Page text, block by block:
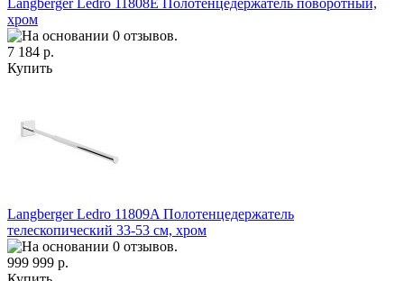
Langberger Ledro 11808E Полотенцедержатель поворотный,
хром
7 184 р.
Купить
Langberger Ledro 11809A Полотенцедержатель
телескопический 33-53 см, хром
999 999 р.